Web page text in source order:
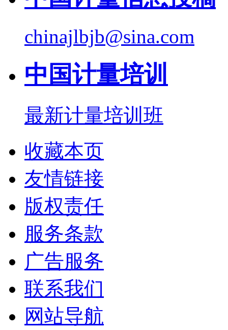
chinajlbjb@sina.com
中国计量培训
最新计量培训班
收藏本页
友情链接
版权责任
服务条款
广告服务
联系我们
网站导航